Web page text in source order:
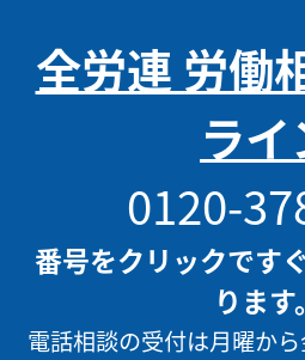
全労連 労働
ライ
0120-
番号をクリックです
ります。
電話相談の受付は月曜か